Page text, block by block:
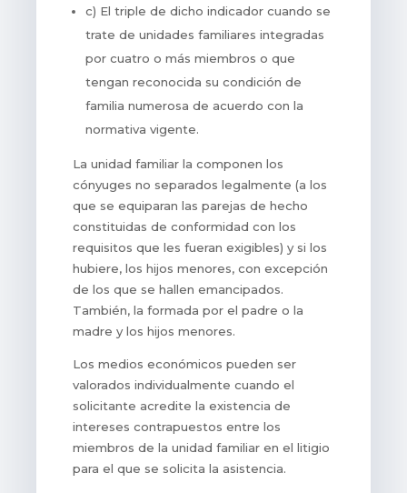
c) El triple de dicho indicador cuando se
trate de unidades familiares integradas
por cuatro o más miembros o que
tengan reconocida su condición de
familia numerosa de acuerdo con la
normativa vigente.
La unidad familiar la componen los
cónyuges no separados legalmente (a los
que se equiparan las parejas de hecho
constituidas de conformidad con los
requisitos que les fueran exigibles) y si los
hubiere, los hijos menores, con excepción
de los que se hallen emancipados.
También, la formada por el padre o la
madre y los hijos menores.
Los medios económicos pueden ser
valorados individualmente cuando el
solicitante acredite la existencia de
intereses contrapuestos entre los
miembros de la unidad familiar en el litigio
para el que se solicita la asistencia.